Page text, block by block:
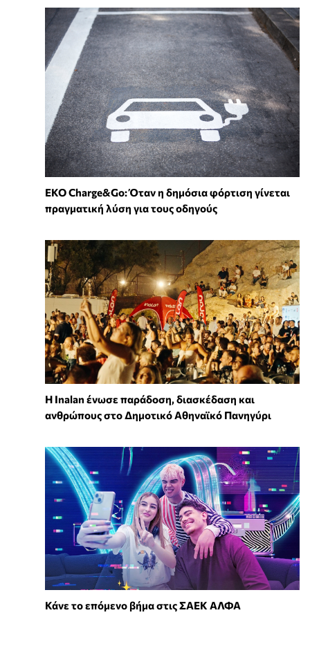
EKO Charge&Go: Όταν η δημόσια φόρτιση γίνεται
πραγματική λύση για τους οδηγούς
Η Inalan ένωσε παράδοση, διασκέδαση και
ανθρώπους στο Δημοτικό Αθηναϊκό Πανηγύρι
Κάνε το επόμενο βήμα στις ΣΑΕΚ ΑΛΦΑ